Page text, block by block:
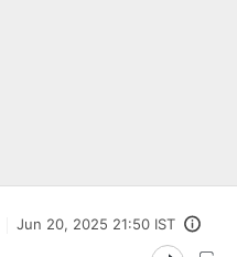
Jun 20, 2025 21:50 IST